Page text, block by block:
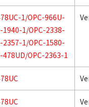
1/OPC-966U-
1940-1/OPC-2338-
2357-1/OPC-1580-
478UD/OPC-2363-1